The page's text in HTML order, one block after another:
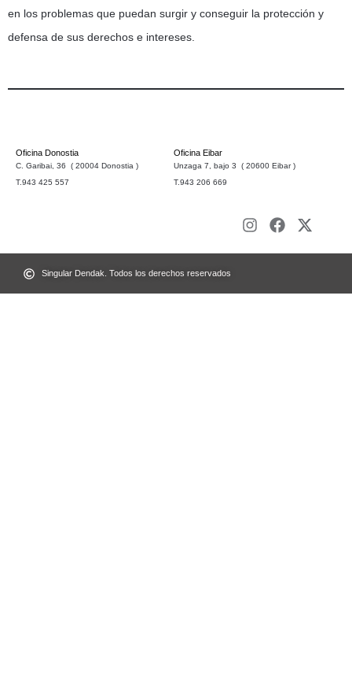
en los problemas que puedan surgir y conseguir la protección y
defensa de sus derechos e intereses.
Oficina Donostia
C. Garibai, 36 ( 20004 Donostia )
T.943 425 557
Oficina Eibar
Unzaga 7, bajo 3 ( 20600 Eibar )
T.943 206 669
Singular Dendak. Todos los derechos reservados